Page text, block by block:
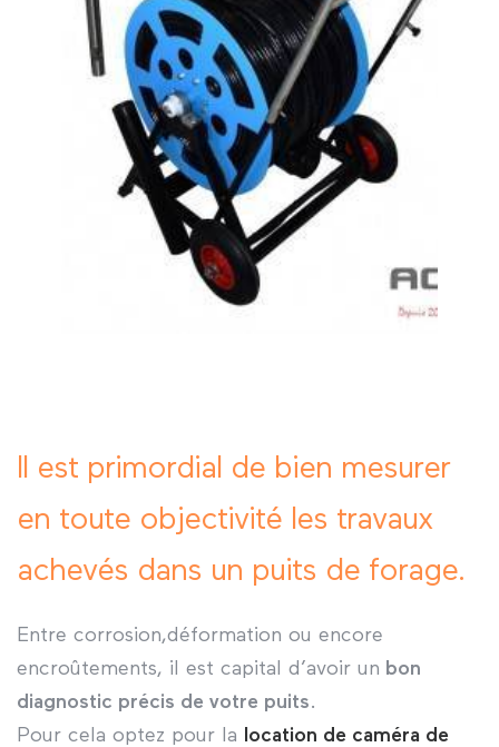
Il est primordial de bien mesurer
en toute objectivité les travaux
achevés dans un puits de forage.
Entre corrosion,déformation ou encore
encroûtements, il est capital d’avoir un bon
diagnostic précis de votre puits.
Pour cela optez pour la
location de caméra de